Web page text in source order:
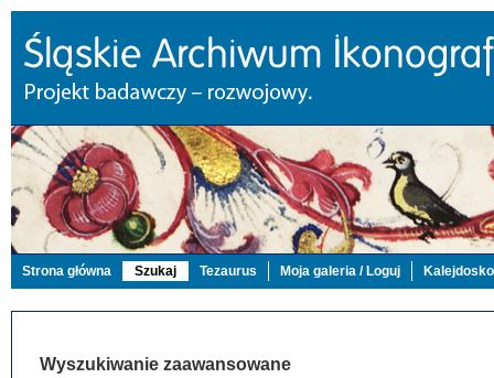
Strona główna Szukaj Tezaurus Moja galeria / Loguj
Wyszukiwanie zaawansowane